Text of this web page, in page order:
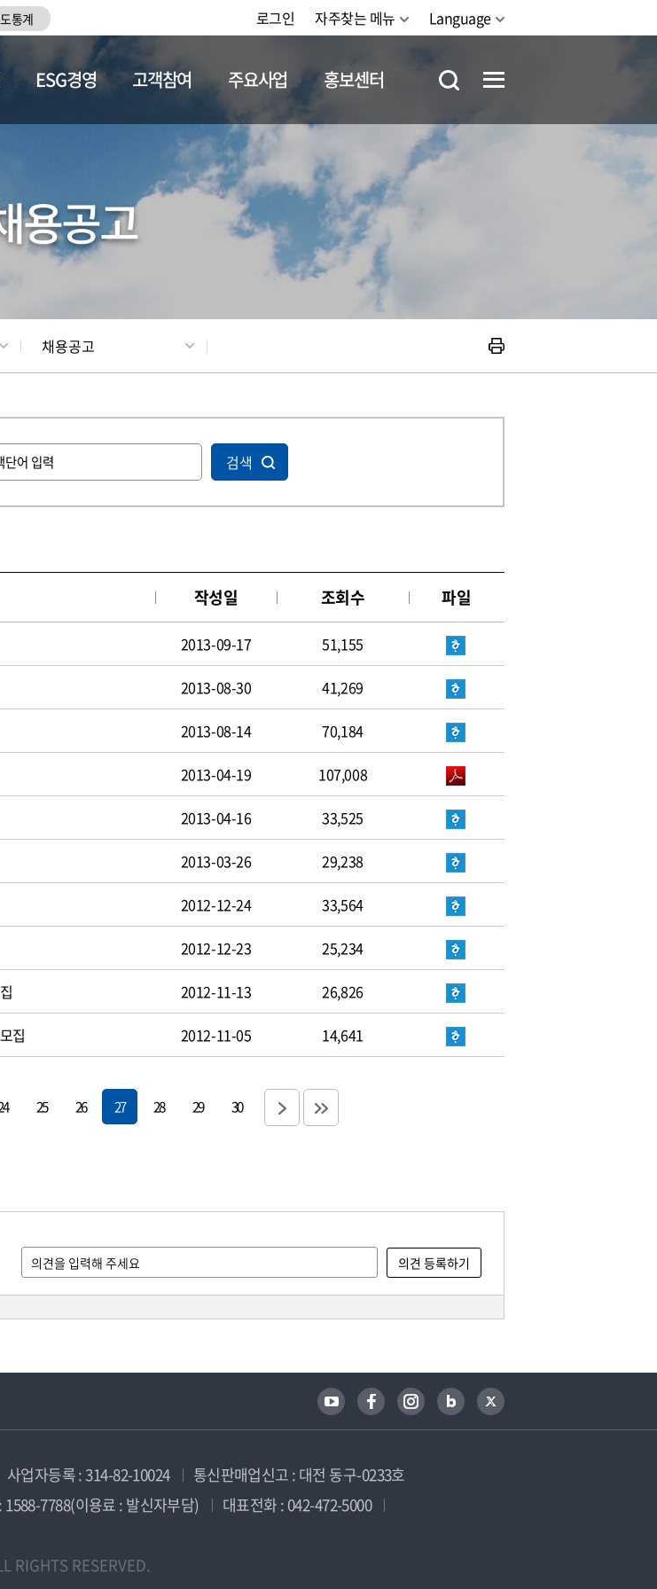
통계 로그인 자주찾는 메뉴 Language
채용정보
ESG경영 고객참여 주요사업 홍보센터
용공고
채용공고
검색
작성일 조회수 파일
2013-09-17 51,155
2013-08-30 41,269
2013-08-14 70,184
2013-04-19 107,008
2013-04-16 33,525
2013-03-26 29,238
2012-12-24 33,564
2012-12-23 25,234
2012-11-13 26,826
집 2012-11-05 14,641
25 26 27 28 29 30
사업자등록 : 314-82-10024
통신판매업신고 : 대전 동구-0233호
1588-7788(이용료 : 발신자부담)
대표전화 : 042-472-5000
RIGHTS RESERVED.